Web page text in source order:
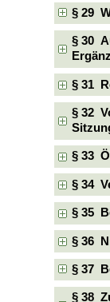
§ 29
§ 30
§ 31
§ 32
§ 33
§ 34
§ 35
§ 36
§ 37
§ 38